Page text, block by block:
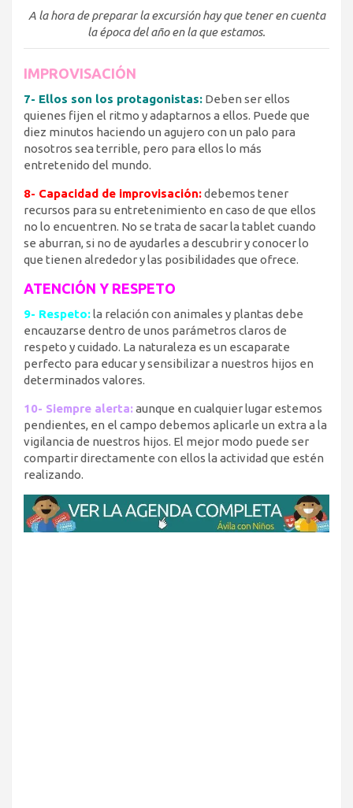
A la hora de preparar la excursión hay que tener en cuenta
la época del año en la que estamos.
IMPROVISACIÓN
7- Ellos son los protagonistas: Deben ser ellos
quienes fijen el ritmo y adaptarnos a ellos. Puede que
diez minutos haciendo un agujero con un palo para
nosotros sea terrible, pero para ellos lo más
entretenido del mundo.
8- Capacidad de improvisación:debemos tener
recursos para su entretenimiento en caso de que ellos
no lo encuentren. No se trata de sacar la tablet cuando
se aburran, si no de ayudarles a descubrir y conocer lo
que tienen alrededor y las posibilidades que ofrece.
ATENCIÓN Y RESPETO
9- Respeto:la relación con animales y plantas debe
encauzarse dentro de unos parámetros claros de
respeto y cuidado. La naturaleza es un escaparate
perfecto para educar y sensibilizar a nuestros hijos en
determinados valores.
10- Siempre alerta:aunque en cualquier lugar estemos
pendientes, en el campo debemos aplicarle un extra a la
vigilancia de nuestros hijos. El mejor modo puede ser
compartir directamente con ellos la actividad que estén
realizando.